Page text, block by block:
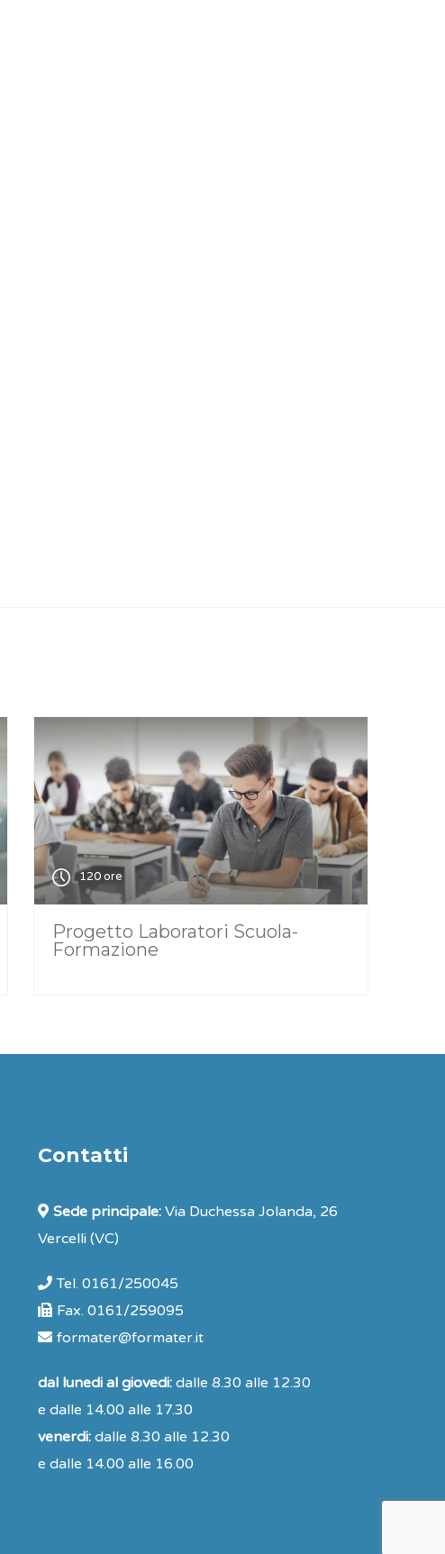
120 ore
Progetto Laboratori Scuola-
Formazione
Contatti
Sede principale: Via Duchessa Jolanda, 26
Vercelli (VC)
Tel. 0161/250045
Fax. 0161/259095
formater@formater.it
dal lunedi al giovedi: dalle 8.30 alle 12.30
e dalle 14.00 alle 17.30
venerdi: dalle 8.30 alle 12.30
e dalle 14.00 alle 16.00